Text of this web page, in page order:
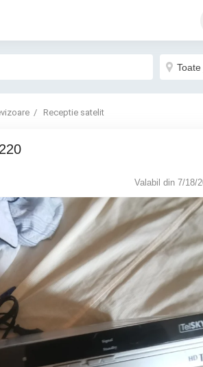
Receptie satelit
Valabil din 7/18/